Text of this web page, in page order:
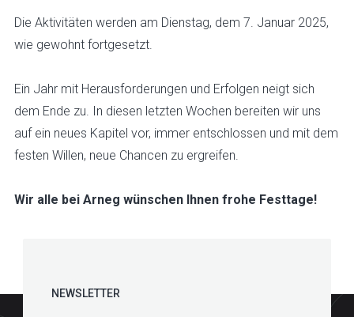
Die Aktivitäten werden am Dienstag, dem 7. Januar 2025,
wie gewohnt fortgesetzt.
Ein Jahr mit Herausforderungen und Erfolgen neigt sich
dem Ende zu. In diesen letzten Wochen bereiten wir uns
auf ein neues Kapitel vor, immer entschlossen und mit dem
festen Willen, neue Chancen zu ergreifen.
Wir alle bei Arneg wünschen Ihnen frohe Festtage!
NEWSLETTER